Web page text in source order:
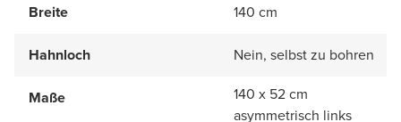
Breite 140 cm
Hahnloch Nein, selbst zu bohren
Maße
140 x 52 cm
asymmetrisch links